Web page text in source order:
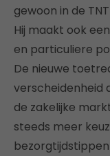
gewoon in de
Hij maakt ook
en particuliere
De nieuwe
verscheidenheid
de zakelijke
steeds meer
bezorgtijdstippen